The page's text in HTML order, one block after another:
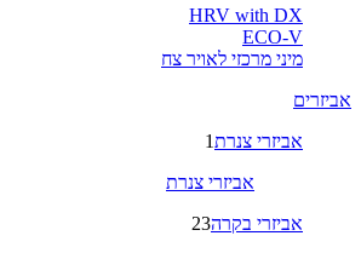
HRV with DX
ECO-V
מיני מרכזי לאויר צח
אביזרים
אביזרי צנרת1
אביזרי צנרת
אביזרי בקרה23